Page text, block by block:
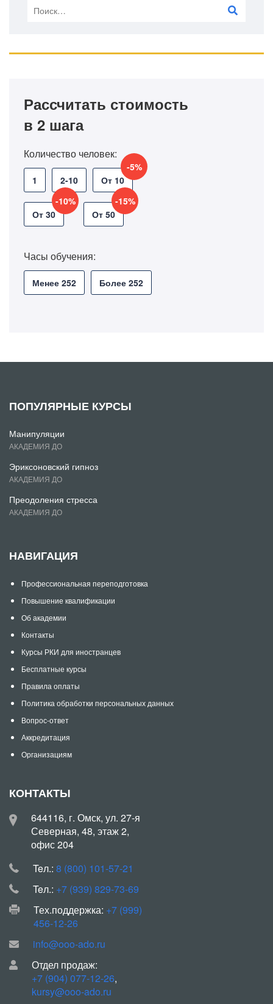
Рассчитать стоимость
в 2 шага
Количество человек:
1 2-10 От 10
-5%
От 30
-10%
От 50
-15%
Часы обучения:
Менее 252 Более 252
ПОПУЛЯРНЫЕ КУРСЫ
Манипуляции
АКАДЕМИЯ ДО
Эриксоновский гипноз
АКАДЕМИЯ ДО
Преодоления стресса
АКАДЕМИЯ ДО
НАВИГАЦИЯ
Профессиональная переподготовка
Повышение квалификации
Об академии
Контакты
Курсы РКИ для иностранцев
Бесплатные курсы
Правила оплаты
Политика обработки персональных данных
Вопрос-ответ
Аккредитация
Организациям
КОНТАКТЫ
644116, г. Омск, ул. 27-я
Северная, 48, этаж 2,
офис 204
Teл.: 8 (800) 101-57-21
Teл.: +7 (939) 829-73-69
Тех.поддержка: +7 (999)
456-12-26
info@ooo-ado.ru
Отдел продаж:
+7 (904) 077-12-26,
kursy@ooo-ado.ru